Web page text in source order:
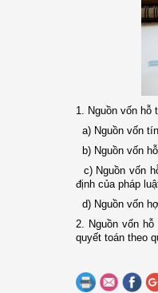
1. Nguồn vốn hỗ
a) Nguồn vốn
b) Nguồn vốn
c) Nguồn vốn
định của pháp
d) Nguồn vốn
2. Nguồn vốn
quyết toán theo